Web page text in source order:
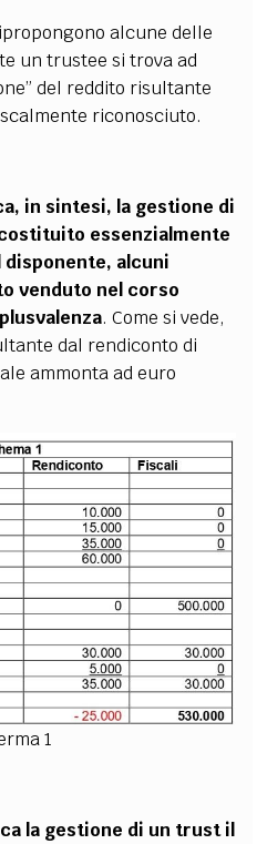
alcune delle
un trustee si trova ad
del reddito risultante
riconosciuto.
in sintesi, la gestione di
essenzialmente
alcuni
venduto nel corso
. Come si vede,
dal rendiconto di
ammonta ad euro
1
la gestione di un trust il